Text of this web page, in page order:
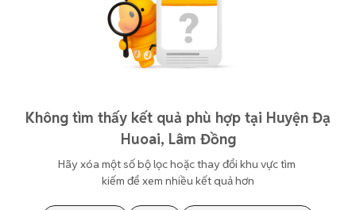
Không tìm thấy kết quả phù hợp tại Huyện Đạ
Huoai, Lâm Đồng
Hãy xóa một số bộ lọc hoặc thay đổi khu vực tìm
kiếm để xem nhiều kết quả hơn